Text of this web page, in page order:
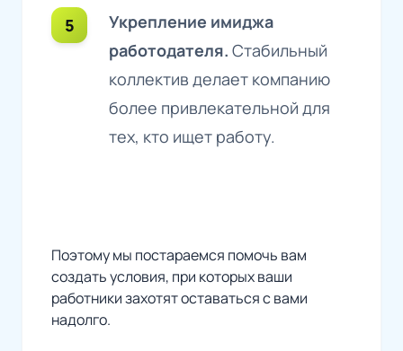
Укрепление имиджа
работодателя. Стабильный
коллектив делает компанию
более привлекательной для
тех, кто ищет работу.
Поэтому мы постараемся помочь вам
создать условия, при которых ваши
работники захотят оставаться с вами
надолго.